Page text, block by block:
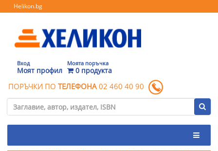
Helikon.bg
Вход
Моят профил
Моята поръчка
0 продукта
ПОРЪЧКИ ПО ТЕЛЕФОНА 02 460 40 90